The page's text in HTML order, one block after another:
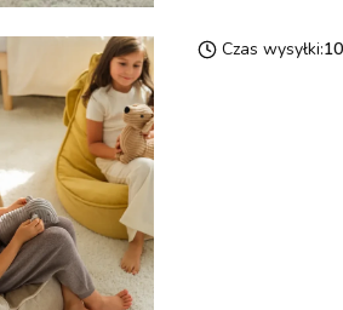
Czas wysyłki: